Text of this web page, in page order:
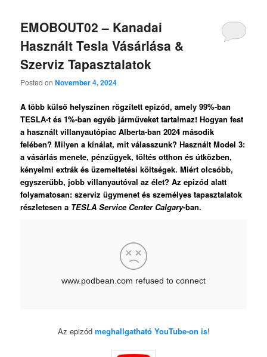
EMOBOUT02 – Kanadai
Használt Tesla Vásárlása &
Szerviz Tapasztalatok
Posted onNovember 4, 2024
A több külső helyszínen rögzített epizód, amely 99%-ban
TESLA-t és 1%-ban egyéb járműveket tartalmaz! Hogyan fest
a használt villanyautópiac Alberta-ban 2024 második
felében? Milyen a kínálat, mit válasszunk? Használt Model 3:
a vásárlás menete, pénzügyek, töltés otthon és útközben,
kényelmi extrák és üzemeltetési költségek. Miért olcsóbb,
egyszerűbb, jobb villanyautóval az élet? Az epizód alatt
folyamatosan: szerviz ügymenet és személyes tapasztalatok
részletesen a TESLA Service Center Calgary-ban.
Az epizód meghallgatható YouTube-on is!